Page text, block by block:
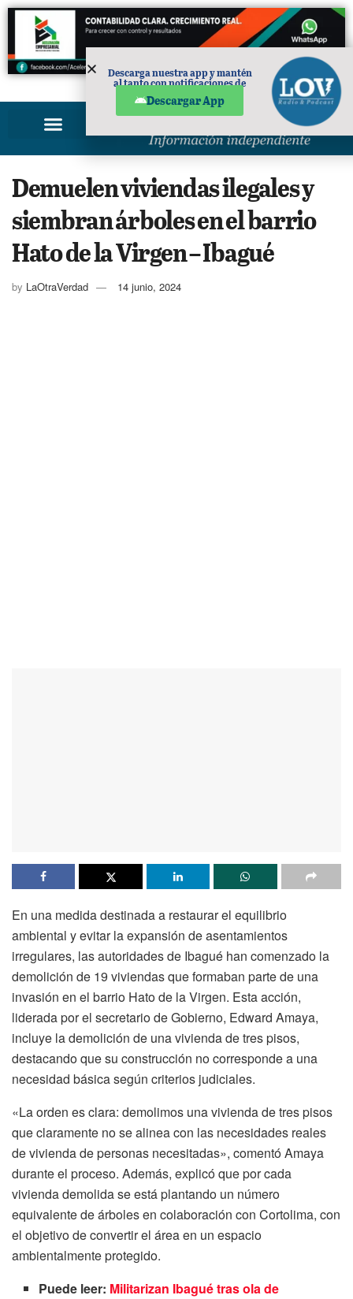
PUBLICIDAD
Demuelen viviendas ilegales y
siembran árboles en el barrio
Hato de la Virgen – Ibagué
by LaOtraVerdad 14 junio, 2024
En una medida destinada a restaurar el equilibrio
ambiental y evitar la expansión de asentamientos
irregulares, las autoridades de Ibagué han comenzado la
demolición de 19 viviendas que formaban parte de una
invasión en el barrio Hato de la Virgen. Esta acción,
liderada por el secretario de Gobierno, Edward Amaya,
incluye la demolición de una vivienda de tres pisos,
destacando que su construcción no corresponde a una
necesidad básica según criterios judiciales.
«La orden es clara: demolimos una vivienda de tres pisos
que claramente no se alinea con las necesidades reales
de vivienda de personas necesitadas», comentó Amaya
durante el proceso. Además, explicó que por cada
vivienda demolida se está plantando un número
equivalente de árboles en colaboración con Cortolima, con
el objetivo de convertir el área en un espacio
ambientalmente protegido.
Puede leer: Militarizan Ibagué tras ola de
Descarga nuestra app y mantén
al tanto con notificaciones de
Descargar App